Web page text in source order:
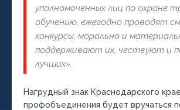
уполномоченных лиц по охране
обучению, ежегодно проводят
конкурсы, морально и
поддерживают их, чествуют и
лучших».
Нагрудный знак Краснодарского
профобъединения будет вручаться